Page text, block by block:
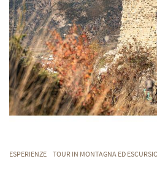
ESPERIENZE TOUR IN MONTAGNA ED